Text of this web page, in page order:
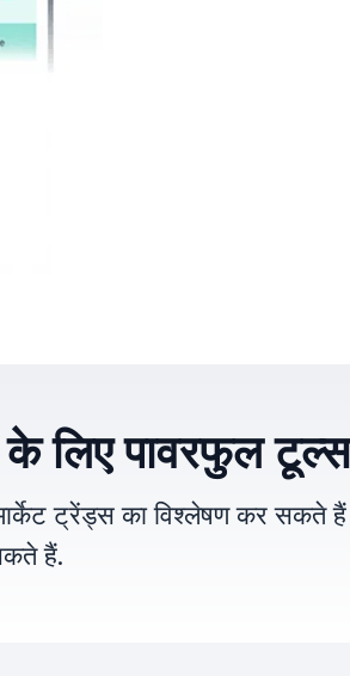
के लिए पावरफुल टूल्स
ट्रेंड्स का विश्लेषण कर सकते
हैं.